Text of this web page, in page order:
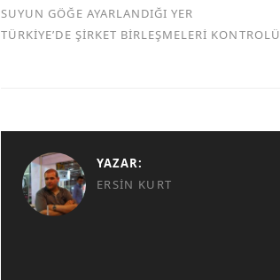
SUYUN GÖĞE AYARLANDIĞI YER
TÜRKİYE’DE ŞİRKET BİRLEŞMELERİ KONTROLÜ
YAZAR:
ERSIN KURT